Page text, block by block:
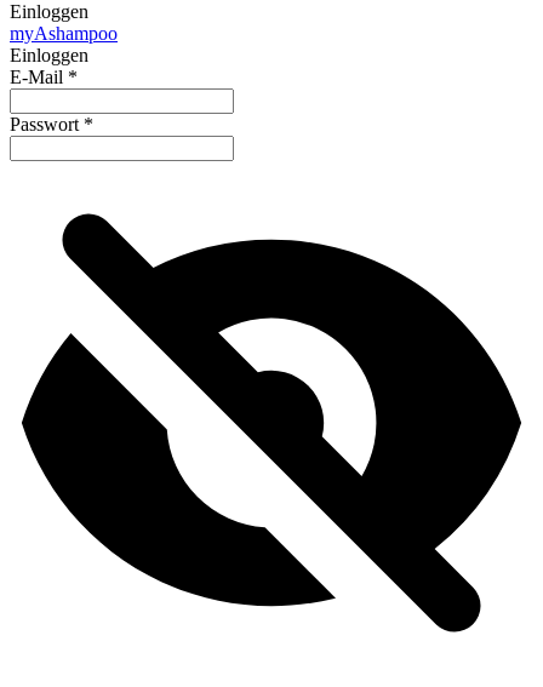
Einloggen
myAshampoo
Einloggen
E-Mail *
Passwort *